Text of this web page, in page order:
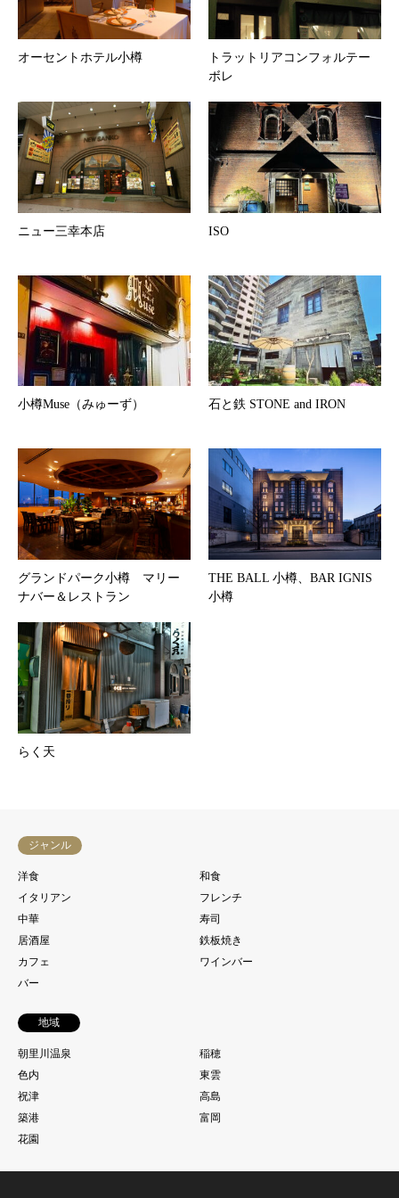
オーセントホテル小樽
トラットリアコンフォルテー
ボレ
ニュー三幸本店 ISO
小樽Muse（みゅーず） 石と鉄 STONE and IRON
グランドパーク小樽 マリー
ナバー＆レストラン
THE BALL 小樽、BAR IGNIS
小樽
らく天
ジャンル
洋食
和食
イタリアン
フレンチ
中華
寿司
居酒屋
鉄板焼き
カフェ
ワインバー
バー
地域
朝里川温泉
稲穂
色内
東雲
祝津
高島
築港
富岡
花園